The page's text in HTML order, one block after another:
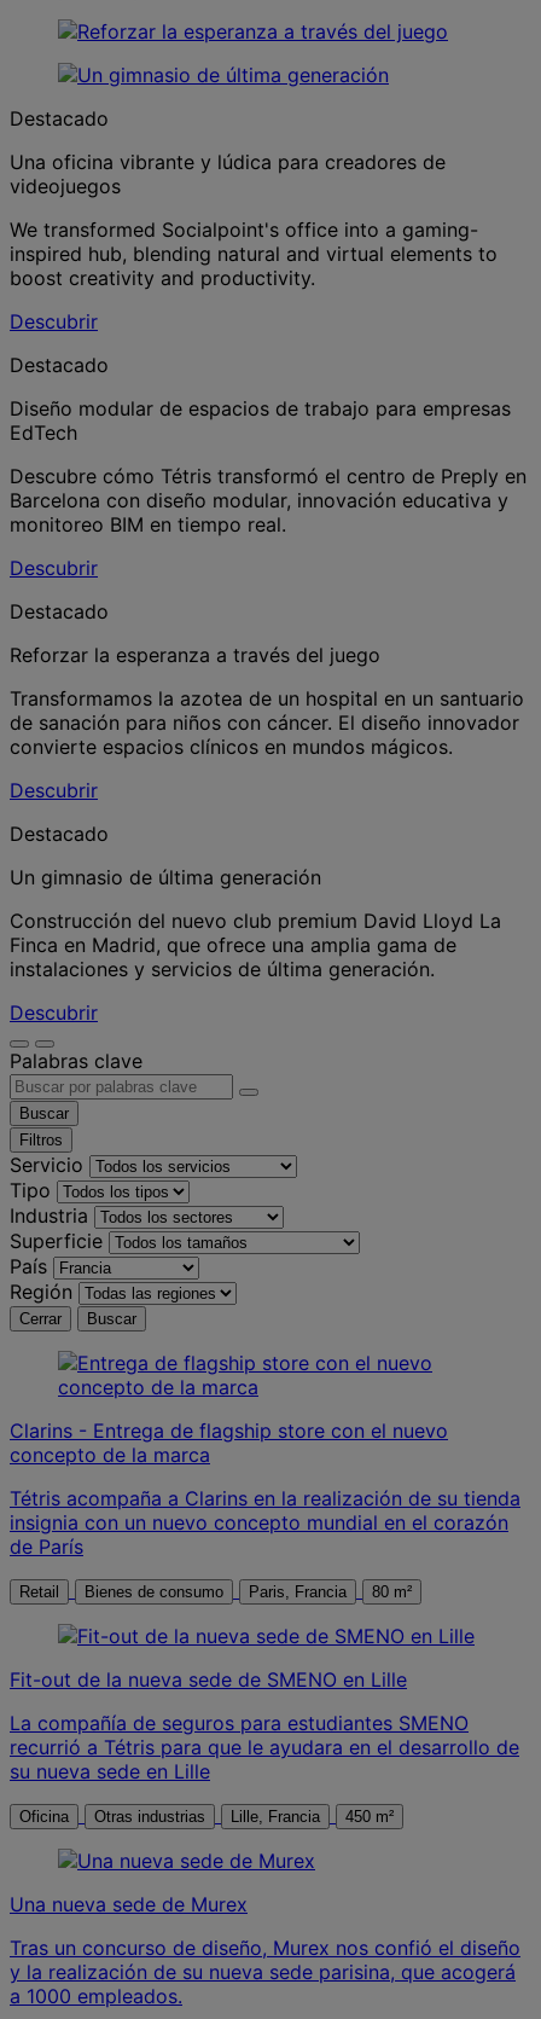
Destacado
Una oficina vibrante y lúdica para creadores de
videojuegos
We transformed Socialpoint's office into a gaming-
inspired hub, blending natural and virtual elements to
boost creativity and productivity.
Descubrir
Destacado
Diseño modular de espacios de trabajo para empresas
EdTech
Descubre cómo Tétris transformó el centro de Preply en
Barcelona con diseño modular, innovación educativa y
monitoreo BIM en tiempo real.
Descubrir
Destacado
Reforzar la esperanza a través del juego
Transformamos la azotea de un hospital en un santuario
de sanación para niños con cáncer. El diseño innovador
convierte espacios clínicos en mundos mágicos.
Descubrir
Destacado
Un gimnasio de última generación
Construcción del nuevo club premium David Lloyd La
Finca en Madrid, que ofrece una amplia gama de
instalaciones y servicios de última generación.
Descubrir
Palabras clave
Buscar
Filtros
Servicio
Tipo
Industria
Superficie
País
Región
Cerrar Buscar
Clarins - Entrega de flagship store con el nuevo
concepto de la marca
Tétris acompaña a Clarins en la realización de su tienda
insignia con un nuevo concepto mundial en el corazón
de París
Retail Bienes de consumo Paris, Francia 80 m²
Fit-out de la nueva sede de SMENO en Lille
La compañía de seguros para estudiantes SMENO
recurrió a Tétris para que le ayudara en el desarrollo de
su nueva sede en Lille
Oficina Otras industrias Lille, Francia 450 m²
Una nueva sede de Murex
Tras un concurso de diseño, Murex nos confió el diseño
y la realización de su nueva sede parisina, que acogerá
a 1000 empleados.